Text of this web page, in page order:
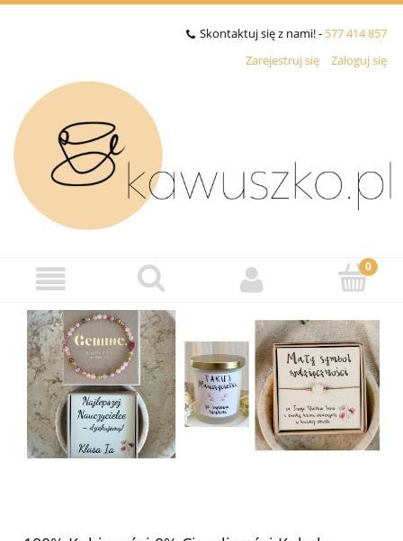
Skontaktuj się z nami! - 577 414 857
Zarejestruj się
Zaloguj się